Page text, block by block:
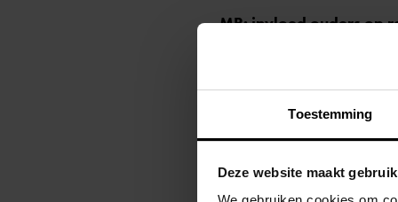
Toestemming
Deze website maakt
MR: invloed ouders op
invloed uitoefenen op het
van het schoolplan (Art. 10
schoolgids vermeld staat (
Wil je hier meer informatie